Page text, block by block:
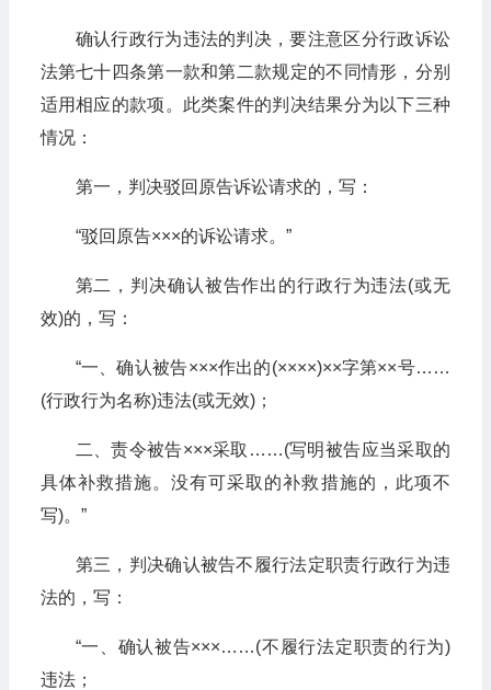
确认行政行为违法的判决，要注意区分行政诉讼
法第七十四条第一款和第二款规定的不同情形，分别
适用相应的款项。此类案件的判决结果分为以下三种
情况：
第一，判决驳回原告诉讼请求的，写：
“驳回原告×××的诉讼请求。”
第二，判决确认被告作出的行政行为违法(或无
效)的，写：
“一、确认被告×××作出的(××××)××字第××号……
(行政行为名称)违法(或无效)；
二、责令被告×××采取……(写明被告应当采取的
具体补救措施。没有可采取的补救措施的，此项不
写)。”
第三，判决确认被告不履行法定职责行政行为违
法的，写：
“一、确认被告×××……(不履行法定职责的行为)
违法；